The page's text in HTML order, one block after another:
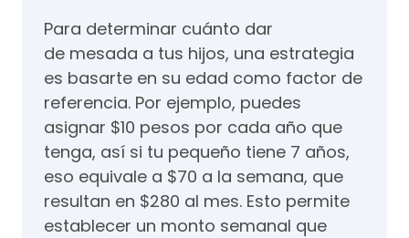
Para determinar cuánto dar
de mesada a tus hijos, una estrategia
es basarte en su edad como factor de
referencia. Por ejemplo, puedes
asignar $10 pesos por cada año que
tenga, así si tu pequeño tiene 7 años,
eso equivale a $70 a la semana, que
resultan en $280 al mes. Esto permite
establecer un monto semanal que